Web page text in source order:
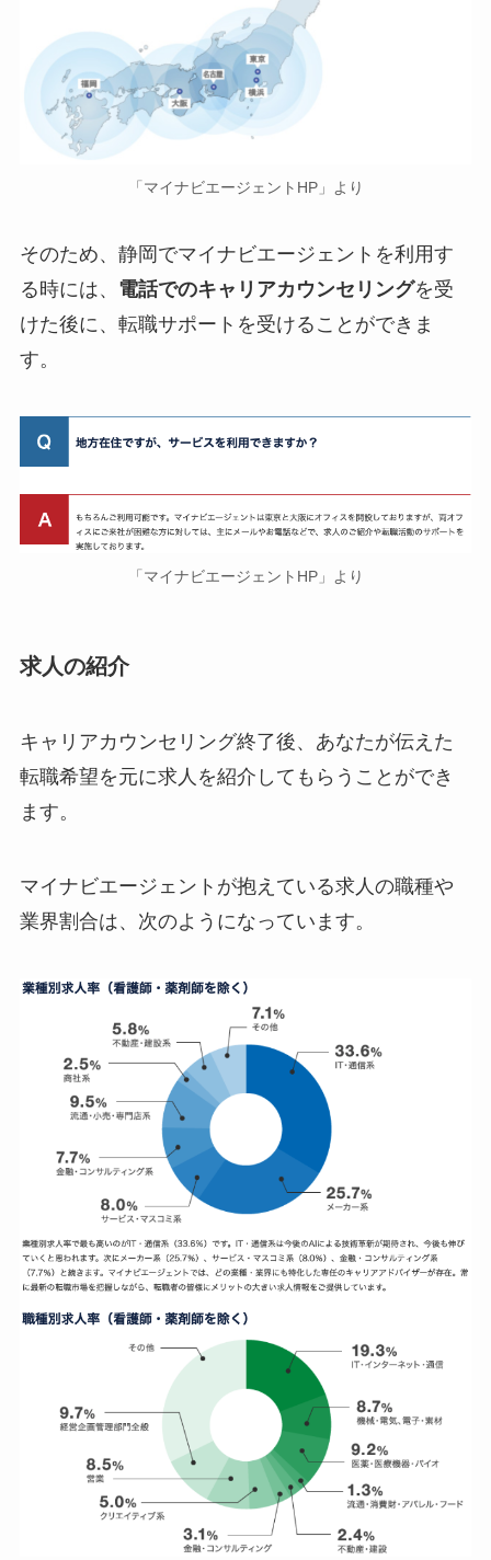
「マイナビエージェントHP」より
そのため、静岡でマイナビエージェントを利用す
る時には、 電話でのキャリアカウンセリングを受
けた後に、転職サポートを受けることができま
す。
「マイナビエージェントHP」より
求人の紹介
キャリアカウンセリング終了後、あなたが伝えた
転職希望を元に求人を紹介してもらうことができ
ます。
マイナビエージェントが抱えている求人の職種や
業界割合は、次のようになっています。